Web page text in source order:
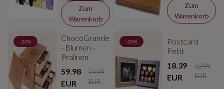
Zum
Warenkorb
Zum
Warenkorb
-20%
ChocoGrande
- Blumen -
Pralinen
59.98
EUR
74.99
EUR
-20%
Postcard
Petit
18.39
EUR
22.99
EUR